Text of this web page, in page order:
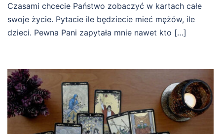
Czasami chcecie Państwo zobaczyć w kartach całe
swoje życie. Pytacie ile będziecie mieć mężów, ile
dzieci. Pewna Pani zapytała mnie nawet kto […]